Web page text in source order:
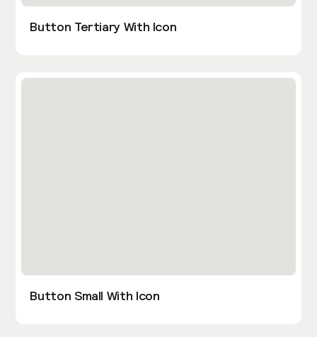
Button Tertiary With Icon
Button Small With Icon